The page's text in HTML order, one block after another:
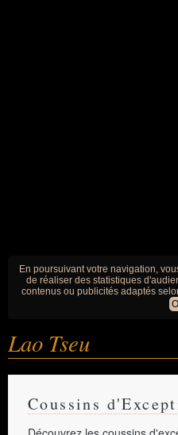
En poursuivant votre navigation,
de réaliser des statistiques
contenus ou publicités adaptés
Lao Tseu
Coussins